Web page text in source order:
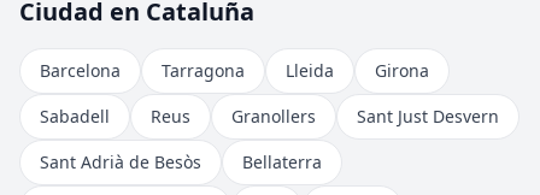
Ciudad en Cataluña
Barcelona Tarragona Lleida
Girona
Sabadell
Reus Granollers
Sant Just Desvern
Sant Adrià de Besòs
Bellaterra